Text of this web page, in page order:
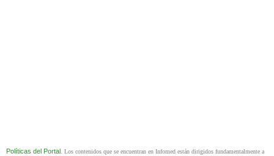
Políticas del Portal . Los contenidos que se encuentran en Infomed están dirigidos fundamentalmente a